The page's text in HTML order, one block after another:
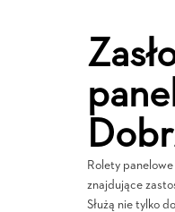
Rolety
znajdujące
Służą nie tylko